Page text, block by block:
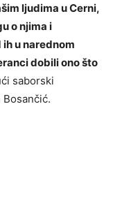
ljudima u Cerni,
o njima i
u narednom
dobili ono što
saborski